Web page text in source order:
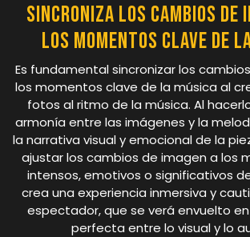
Sincroniza los cambios de
los momentos clave de
Es fundamental sincronizar los
los momentos clave de la música al
fotos al ritmo de la música. Al
armonía entre las imágenes y la
la narrativa visual y emocional de la
ajustar los cambios de imagen a los
intensos, emotivos o significativos
crea una experiencia inmersiva y
espectador, que se verá envuelto
perfecta entre lo visual y lo